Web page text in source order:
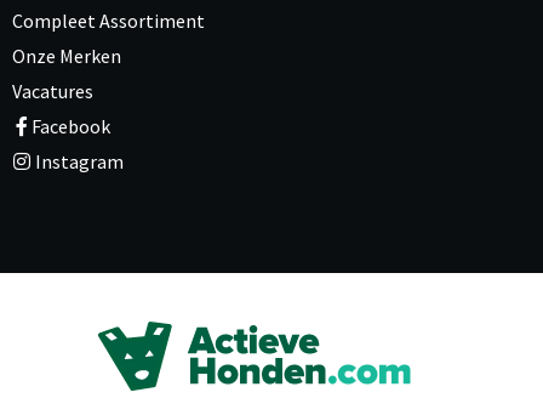
Compleet Assortiment
Onze Merken
Vacatures
Facebook
Instagram